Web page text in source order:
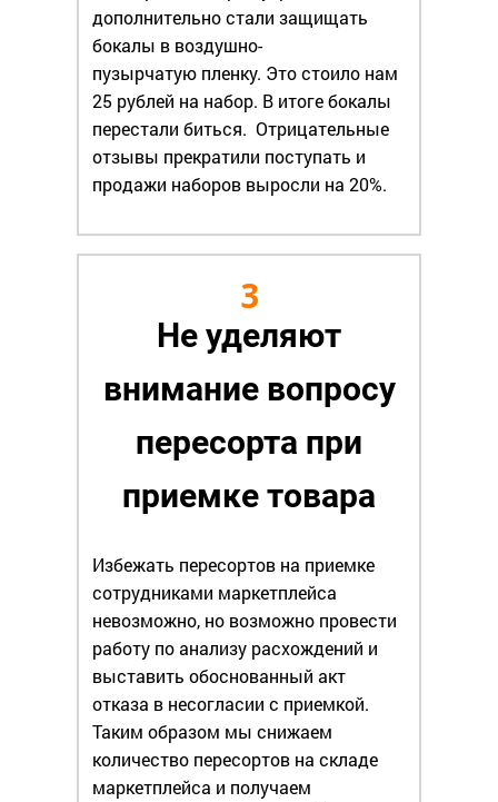
дополнительно стали защищать
бокалы в воздушно-
пузырчатую пленку. Это стоило нам
25 рублей на набор. В итоге бокалы
перестали биться. Отрицательные
отзывы прекратили поступать и
продажи наборов выросли на 20%.
3
Не уделяют
внимание вопросу
пересорта при
приемке товара
Избежать пересортов на приемке
сотрудниками маркетплейса
невозможно, но возможно провести
работу по анализу расхождений и
выставить обоснованный акт
отказа в несогласии с приемкой.
Таким образом мы снижаем
количество пересортов на складе
маркетплейса и получаем